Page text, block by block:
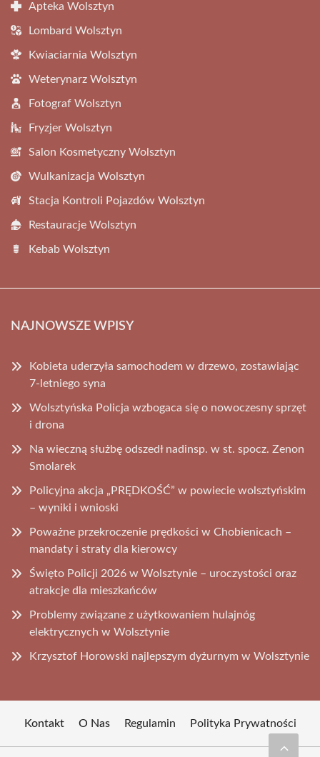
Apteka Wolsztyn
Lombard Wolsztyn
Kwiaciarnia Wolsztyn
Weterynarz Wolsztyn
Fotograf Wolsztyn
Fryzjer Wolsztyn
Salon Kosmetyczny Wolsztyn
Wulkanizacja Wolsztyn
Stacja Kontroli Pojazdów Wolsztyn
Restauracje Wolsztyn
Kebab Wolsztyn
NAJNOWSZE WPISY
Kobieta uderzyła samochodem w drzewo, zostawiając
7-letniego syna
Wolsztyńska Policja wzbogaca się o nowoczesny sprzęt
i drona
Na wieczną służbę odszedł nadinsp. w st. spocz. Zenon
Smolarek
Policyjna akcja „PRĘDKOŚĆ” w powiecie wolsztyńskim
– wyniki i wnioski
Poważne przekroczenie prędkości w Chobienicach –
mandaty i straty dla kierowcy
Święto Policji 2026 w Wolsztynie – uroczystości oraz
atrakcje dla mieszkańców
Problemy związane z użytkowaniem hulajnóg
elektrycznych w Wolsztynie
Krzysztof Horowski najlepszym dyżurnym w Wolsztynie
Kontakt O Nas Regulamin Polityka Prywatności